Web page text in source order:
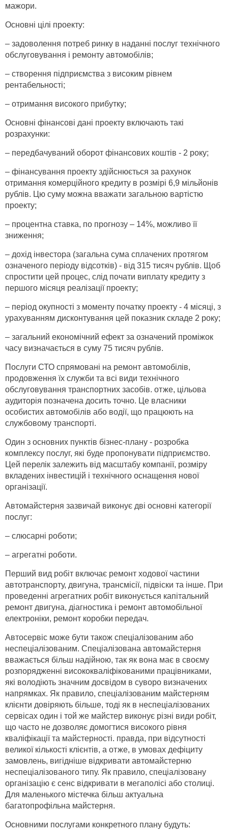
мажори.
Основні цілі проекту:
– задоволення потреб ринку в наданні послуг технічного
обслуговування і ремонту автомобілів;
– створення підприємства з високим рівнем
рентабельності;
– отримання високого прибутку;
Основні фінансові дані проекту включають такі
розрахунки:
– передбачуваний оборот фінансових коштів - 2 року;
– фінансування проекту здійснюється за рахунок
отримання комерційного кредиту в розмірі 6,9 мільйонів
рублів. Цю суму можна вважати загальною вартістю
проекту;
– процентна ставка, по прогнозу – 14%, можливо її
зниження;
– дохід інвестора (загальна сума сплачених протягом
означеного періоду відсотків) - від 315 тисяч рублів. Щоб
спростити цей процес, слід почати виплату кредиту з
першого місяця реалізації проекту;
– період окупності з моменту початку проекту - 4 місяці, з
урахуванням дисконтування цей показник складе 2 року;
– загальний економічний ефект за означений проміжок
часу визначається в суму 75 тисяч рублів.
Послуги СТО спрямовані на ремонт автомобілів,
продовження їх служби та всі види технічного
обслуговування транспортних засобів. отже, цільова
аудиторія позначена досить точно. Це власники
особистих автомобілів або водії, що працюють на
службовому транспорті.
Один з основних пунктів бізнес-плану - розробка
комплексу послуг, які буде пропонувати підприємство.
Цей перелік залежить від масштабу компанії, розміру
вкладених інвестицій і технічного оснащення нової
організації.
Автомайстерня зазвичай виконує дві основні категорії
послуг:
– слюсарні роботи;
– агрегатні роботи.
Перший вид робіт включає ремонт ходової частини
автотранспорту, двигуна, трансмісії, підвіски та інше. При
проведенні агрегатних робіт виконується капітальний
ремонт двигуна, діагностика і ремонт автомобільної
електроніки, ремонт коробки передач.
Автосервіс може бути також спеціалізованим або
неспеціалізованим. Спеціалізована автомайстерня
вважається більш надійною, так як вона має в своєму
розпорядженні висококваліфікованими працівниками,
які володіють значним досвідом в суворо визначених
напрямках. Як правило, спеціалізованим майстерням
клієнти довіряють більше, тоді як в неспеціалізованих
сервісах один і той же майстер виконує різні види робіт,
що часто не дозволяє домогтися високого рівня
кваліфікації та майстерності. правда, при відсутності
великої кількості клієнтів, а отже, в умовах дефіциту
замовлень, вигідніше відкривати автомайстерню
неспеціалізованого типу. Як правило, спеціалізовану
організацію є сенс відкривати в мегаполісі або столиці.
Для маленького містечка більш актуальна
багатопрофільна майстерня.
Основними послугами конкретного плану будуть: